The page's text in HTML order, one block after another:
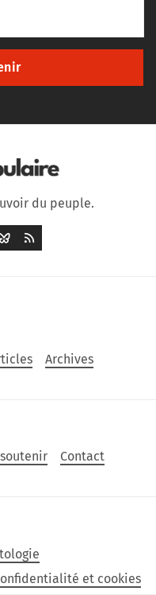
du peuple.
Archives
Contact
et cookies